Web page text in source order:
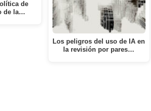
de
de la…
Los peligros del uso de IA en
la revisión por pares…